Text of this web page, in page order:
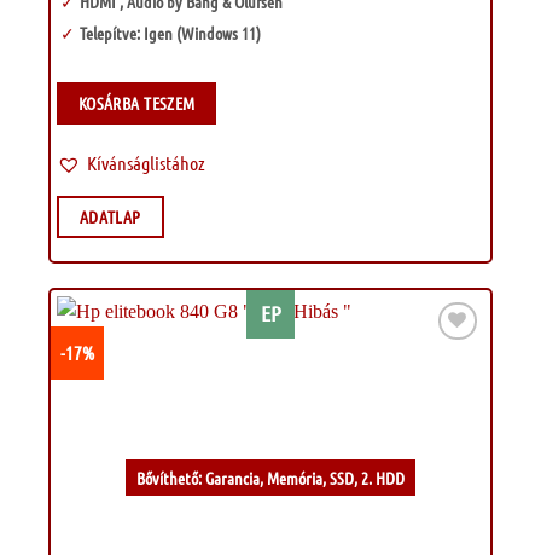
Telepítve: Igen (Windows 11)
KOSÁRBA TESZEM
Kívánságlistához
ADATLAP
EP
Bővíthető: Garancia, Memória, SSD, 2. HDD
-17%